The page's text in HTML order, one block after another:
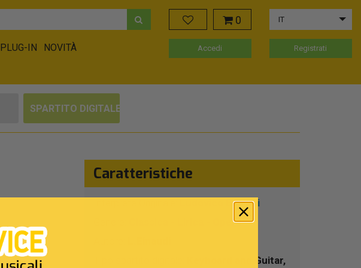
PLUG-IN
NOVITÀ
0 IT
Accedi Registrati
SPARTITO DIGITALE
Caratteristiche
Ludovico Einaudi
Classica - Lirica - Opera
Keyboard and Guitar,